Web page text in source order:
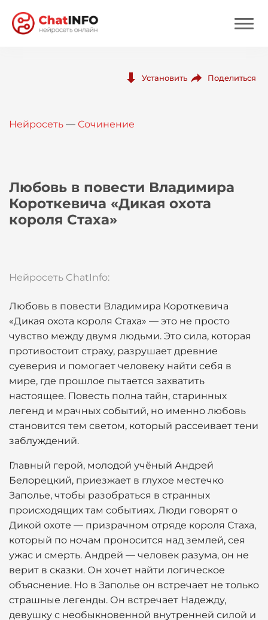
Вход
Установить Поделиться
Нейросеть — Сочинение
Любовь в повести Владимира
Короткевича «Дикая охота
короля Стаха»
Нейросеть ChatInfo:
Любовь в повести Владимира Короткевича
«Дикая охота короля Стаха» — это не просто
чувство между двумя людьми. Это сила, которая
противостоит страху, разрушает древние
суеверия и помогает человеку найти себя в
мире, где прошлое пытается захватить
настоящее. Повесть полна тайн, старинных
легенд и мрачных событий, но именно любовь
становится тем светом, который рассеивает тени
заблуждений.
Главный герой, молодой учёный Андрей
Белорецкий, приезжает в глухое местечко
Заполье, чтобы разобраться в странных
происходящих там событиях. Люди говорят о
Дикой охоте — призрачном отряде короля Стаха,
который по ночам проносится над землей, сея
ужас и смерть. Андрей — человек разума, он не
верит в сказки. Он хочет найти логическое
объяснение. Но в Заполье он встречает не только
страшные легенды. Он встречает Надежду,
девушку с необыкновенной внутренней силой и